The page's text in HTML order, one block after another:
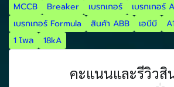
MCCB Breaker เบรกเกอร์ เบรกเกอร์
เบรกเกอร์ Formula
สินค้า ABB เอบีบี
1 โพล
18kA
คะแนนและรีวิวสิ